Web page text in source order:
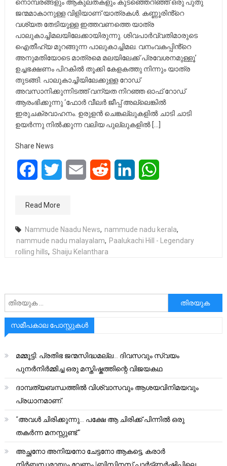
നൊമ്പരങ്ങളും ആകുലതകളും കുടഞ്ഞെറിഞ്ഞ് ഒരു പുതു
ജന്മമാകാനുള്ള വിളിയാണ് യാത്രകൾ. കണ്ണൂരിൻ്റെ
വശ്യത തേടിയുള്ള ഇത്തവണത്തെ യാത്ര
പാലുകാച്ചിമലയിലേക്കായിരുന്നു. ശിവപാർവ്വതിമാരുടെ
ഐതീഹ്യ മുറങ്ങുന്ന പാലുകാച്ചിമല. വനംവകപ്പിൻ്റെ
അനുമതിയോടെ മാത്രമെ മലയിലേക്ക് പ്രവേശനമുള്ളൂ’
ഉച്ചഭക്ഷണം പിറകിൽ തൂക്കി കേളകത്തു നിന്നും യാത്ര
തുടങ്ങി. പാലുകാച്ചിയിലേക്കുള്ള റോഡ്
അവസാനിക്കുന്നിടത്ത് വന്യത നിറഞ്ഞ ഓഫ് റോഡ്
ആരംഭിക്കുന്നു ‘ഫോർ വീലർ ജീപ്പ് അല്ലെങ്കിൽ
ഇരുചക്രവാഹനം. ഉരുളൻ ചെങ്കല്ലുകളിൽ ചാടി ചാടി
ഉയർന്നു നിൽക്കുന്ന വലിയ പുല്ലുകളിൽ […]
Share News
FacebookTwitter Email Reddit LinkedIn
Read More
Nammude Naadu News, nammude nadu kerala,
nammude nadu malayalam, Paalukachi Hill - Legendary
rolling hills, Shaiju Kelanthara
അനേഷിക്കുക
സമീപകാല പോസ്റ്റുകൾ
മമ്മൂട്ടി: പ്രതിഭ ജന്മസിദ്ധമല്ല… ദിവസവും സ്വയം
പുനർനിർമ്മിച്ച ഒരു മസ്തിഷ്കത്തിന്റെ വിജയകഥ
ദാമ്പത്യബന്ധത്തിൽ വിശ്വാസവും ആശയവിനിമയവും
പ്രധാനമാണ്.
“അവൾ ചിരിക്കുന്നു… പക്ഷേ ആ ചിരിക്ക് പിന്നിൽ ഒരു
തകർന്ന മനസ്സുണ്ട്.”
അച്ഛനോ അനിയനോ ചേട്ടനോ ആകട്ടെ, കരാർ